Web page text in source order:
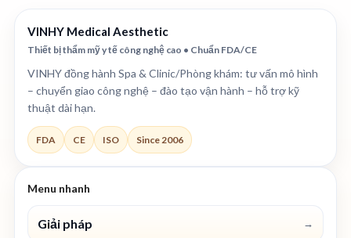
VINHY Medical Aesthetic
Thiết bị thẩm mỹ y tế công nghệ cao • Chuẩn FDA/CE
VINHY đồng hành Spa & Clinic/Phòng khám: tư vấn mô hình
– chuyển giao công nghệ – đào tạo vận hành – hỗ trợ kỹ
thuật dài hạn.
FDA CE ISO Since 2006
Menu nhanh
Giải pháp →